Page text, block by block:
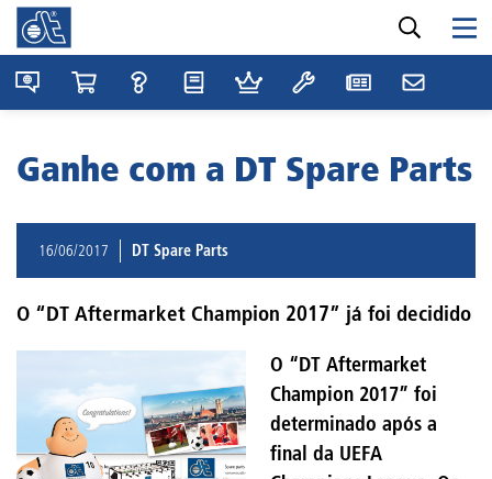
Ganhe com a DT Spare Parts
16/06/2017 DT Spare Parts
O “DT Aftermarket Champion 2017” já foi decidido
O “DT Aftermarket
Champion 2017” foi
determinado após a
final da UEFA